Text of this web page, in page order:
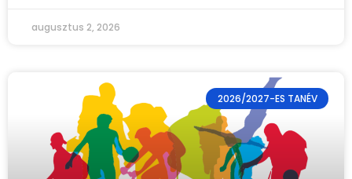
augusztus 2, 2026
2026/2027-ES TANÉV